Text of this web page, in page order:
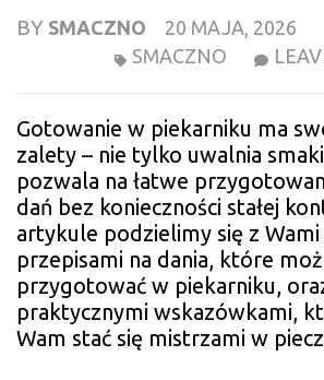
BY SMACZNO
20 MAJA, 2026
SMACZNO
Gotowanie w piekarniku ma
zalety – nie tylko uwalnia
pozwala na łatwe
dań bez konieczności stałej
artykule podzielimy się z
przepisami na dania, które
przygotować w piekarniku,
praktycznymi wskazówkami,
Wam stać się mistrzami w